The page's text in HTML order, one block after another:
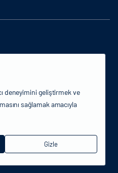
- Tüm hakları saklıdır.
deneyimini geliştirmek ve
sağlamak amacıyla
Gizle